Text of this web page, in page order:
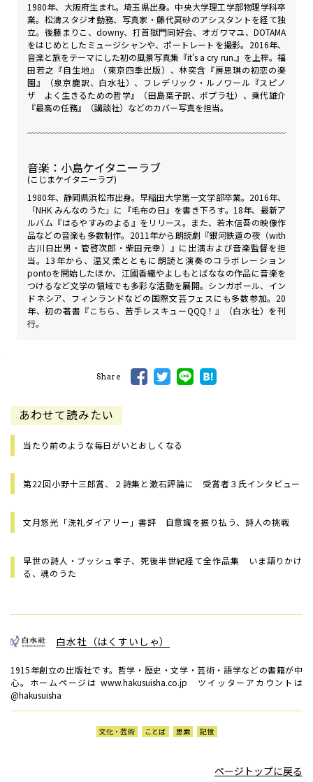
1980年、大阪府生まれ。埼玉県出身。中央大学理工学部物理学科卒
業。松濤スタジオ勤務、写真家・藤代冥砂のアシスタントを経て独
立。後藤まりこ、downy、打首獄門同好会、オガワマユ、DOTAMA
をはじめとしたミュージシャンや、ポートレートを撮影。2016年、
音楽と旅をテーマにした初の風景写真集『it’s a cry run.』を上梓。福
田若之『自生地』（東京四季出版）、林奕含『房思琪の初恋の楽
園』（泉京鹿訳、白水社）、フレデリック・ルノワール『スピノ
ザ よく生きるための哲学』（田島葉子訳、ポプラ社）、乗代雄介
『最高の任務』（講談社）などのカバー写真を担当。
音楽：小島ケイタニーラブ
(こじまケイタニーラブ)
1980年、静岡県浜松市出身。早稲田大学第一文学部卒業。2016年、
「NHK みんなのうた」に『毛布の日』を書き下ろす。18年、最新ア
ルバム『はるやすみのよる』をリリース。また、若木信吾の映像作
品などの音楽も多数制作。2011年から朗読劇『銀河鉄道の夜（with
古川日出男・管啓次郎・柴田元幸）』に出演および音楽監督を担
当。13年から、温又柔とともに朗読と演奏のコラボレーション
pontoを開始したほか、江國香織やよしもとばななの作品に音楽を
つけるなど文学の領域でも多彩な活動を展開。シンガポール、イン
ドネシア、フィンランドなどの国際文芸フェスにも多数参加。20
年、初の著書『こちら、苦手レスキューQQQ！』（白水社）を刊
行。
Share
あわせて読みたい
当たり前のような毎日がいとおしくなる
第22回小野十三郎賞、２詩集と漱石評論に 受賞者３氏インタビュー
文月悠光「洗礼ダイアリー」書評 自意識を振り払う、詩人の挑戦
早世の詩人・ブッシュ孝子、死後半世紀経て全作品集 いま語りかけ
る、魂のうた
白水社（はくすいしゃ）
1915年創立の出版社です。哲学・歴史・文学・芸術・語学などの書籍が中
心。ホームページは www.hakusuisha.co.jp ツイッターアカウントは
@hakusuisha
文化・芸術 ことば 思索 記憶
ページトップに戻る